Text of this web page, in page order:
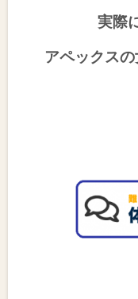
実際
アペックス